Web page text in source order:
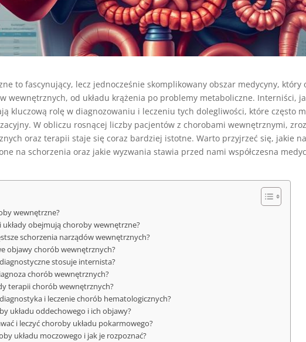
to fascynujący, lecz jednocześnie skomplikowany obszar medycyny, który
wewnętrznych, od układu krążenia po problemy metaboliczne. Interniści,
kluczową rolę w diagnozowaniu i leczeniu tych dolegliwości, które często
W obliczu rosnącej liczby pacjentów z chorobami wewnętrznymi,
oraz terapii staje się coraz bardziej istotne. Warto przyjrzeć się, jakie
na schorzenia oraz jakie wyzwania stawia przed nami współczesna
wewnętrzne?
układy obejmują choroby wewnętrzne?
schorzenia narządów wewnętrznych?
objawy chorób wewnętrznych?
stosuje internista?
chorób wewnętrznych?
terapii chorób wewnętrznych?
i leczenie chorób hematologicznych?
układu oddechowego i ich objawy?
i leczyć choroby układu pokarmowego?
układu moczowego i jak je rozpoznać?